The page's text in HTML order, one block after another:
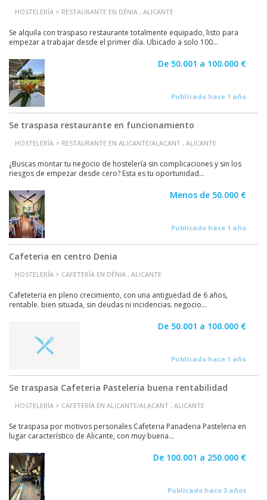
HOSTELERÍA > RESTAURANTE EN DÉNIA , ALICANTE
Se alquila con traspaso restaurante totalmente equipado, listo para
empezar a trabajar desde el primer día. Ubicado a solo 100...
De 50.001 a 100.000 €
Publicado hace 1 año
Se traspasa restaurante en funcionamiento
HOSTELERÍA > RESTAURANTE EN ALICANTE/ALACANT , ALICANTE
¿Buscas montar tu negocio de hostelería sin complicaciones y sin los
riesgos de empezar desde cero? Esta es tu oportunidad...
Menos de 50.000 €
Publicado hace 1 año
Cafeteria en centro Denia
HOSTELERÍA > CAFETERÍA EN DÉNIA , ALICANTE
Cafeteteria en pleno crecimiento, con una antiguedad de 6 años,
rentable. bien situada, sin deudas ni incidencias. negocio...
De 50.001 a 100.000 €
Publicado hace 1 año
Se traspasa Cafeteria Pasteleria buena rentabilidad
HOSTELERÍA > CAFETERÍA EN ALICANTE/ALACANT , ALICANTE
Se traspasa por motivos personales Cafeteria Panaderia Pasteleria en
lugar característico de Alicante, con muy buena...
De 100.001 a 250.000 €
Publicado hace 3 años